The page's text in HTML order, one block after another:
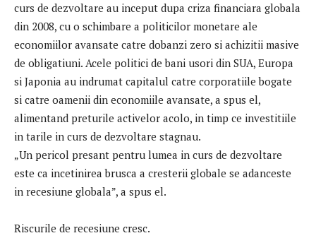
curs de dezvoltare au inceput dupa criza financiara globala
din 2008, cu o schimbare a politicilor monetare ale
economiilor avansate catre dobanzi zero si achizitii masive
de obligatiuni. Acele politici de bani usori din SUA, Europa
si Japonia au indrumat capitalul catre corporatiile bogate
si catre oamenii din economiile avansate, a spus el,
alimentand preturile activelor acolo, in timp ce investitiile
in tarile in curs de dezvoltare stagnau.
„Un pericol presant pentru lumea in curs de dezvoltare
este ca incetinirea brusca a cresterii globale se adanceste
in recesiune globala”, a spus el.
Riscurile de recesiune cresc.